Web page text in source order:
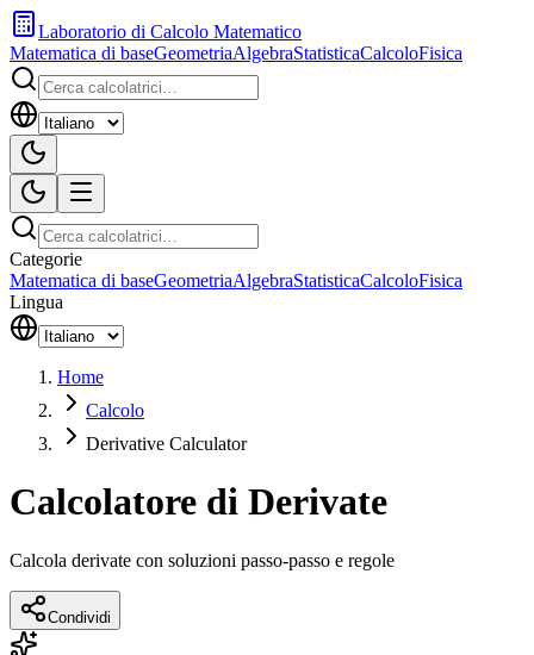
Laboratorio di Calcolo Matematico
Matematica di baseGeometriaAlgebraStatisticaCalcoloFisica
Categorie
Matematica di baseGeometriaAlgebraStatisticaCalcoloFisica
Lingua
Home
Calcolo
Derivative Calculator
Calcolatore di Derivate
Calcola derivate con soluzioni passo-passo e regole
Condividi